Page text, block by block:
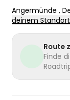
Angermünde ,
deinem Standort
Route
Finde